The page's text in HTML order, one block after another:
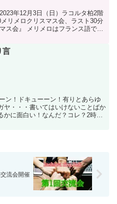
年12月3日（日）ラコルタ柏2階
リメロクリスマス会、ラスト30分
ス会』 メリメロはフランス語で
言
ン！ドキューーン！有りとあらゆ
ヤ・・・書いてはいけないことばか
に面白い！なんだ？コレ？2時間
流会開催